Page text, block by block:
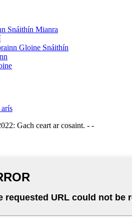
Snáithín Mianra
Gloine Snáithín
Gach ceart ar cosaint. - -